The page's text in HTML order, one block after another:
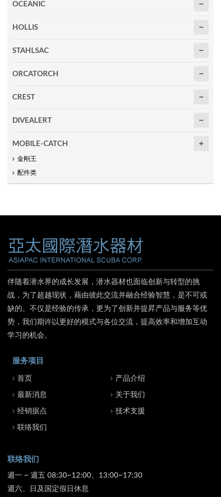
OCEANIC
HOLLIS
STAHLSAC
ORCATORCH
CREST
DIVEALERT
MOBILE-CATCH
金刚王
配件类
伴随着潜水界的成长发展，潜水器材也面临创新与转型的挑
战，为了超越现状，藉由彼此交流并融合经验智慧，是不可或
缺的。不仅是经验的传承，更为了创新并提昇产品与服务等优
势，我们期许以更好的模式与各位交流，提高效率和增加互动
学习的机会。
服务项目
首页 产品介绍
最新消息 关于我们
经销据点 技术支援
联络我们
联络我们
週一 ~ 週五 08:30~12:00、13:00~17:30
週六、日及国定假日休息